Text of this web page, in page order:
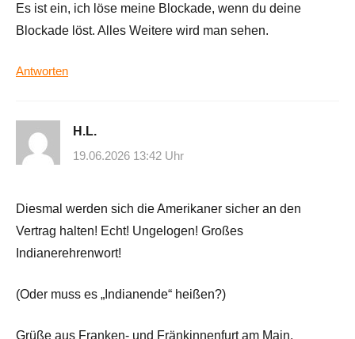
Es ist ein, ich löse meine Blockade, wenn du deine
Blockade löst. Alles Weitere wird man sehen.
Antworten
H.L.
19.06.2026 13:42 Uhr
Diesmal werden sich die Amerikaner sicher an den
Vertrag halten! Echt! Ungelogen! Großes
Indianerehrenwort!
(Oder muss es „Indianende“ heißen?)
Grüße aus Franken- und Fränkinnenfurt am Main,